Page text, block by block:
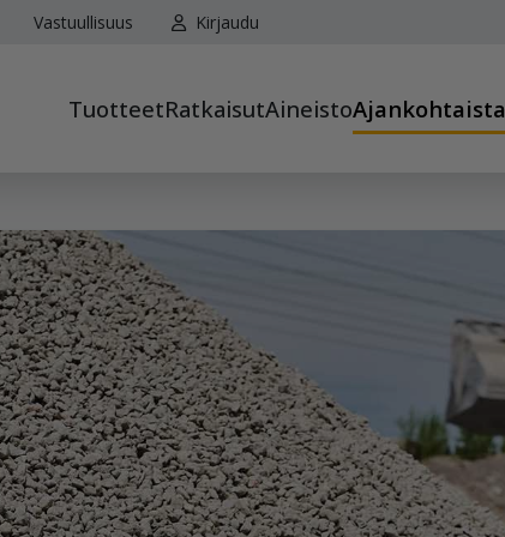
Vastuullisuus Kirjaudu
TuotteetRatkaisutAineistoAjankohtaista